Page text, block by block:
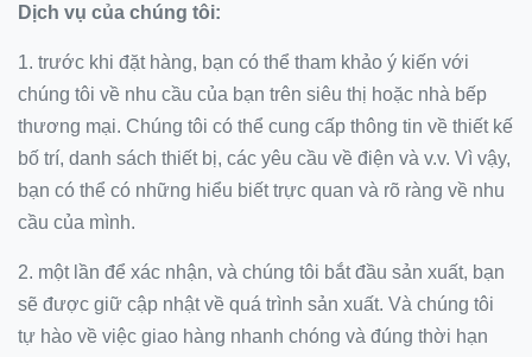
Dịch vụ của chúng tôi:
1. trước khi đặt hàng, bạn có thể tham khảo ý kiến ​​với
chúng tôi về nhu cầu của bạn trên siêu thị hoặc nhà bếp
thương mại. Chúng tôi có thể cung cấp thông tin về thiết kế
bố trí, danh sách thiết bị, các yêu cầu về điện và v.v. Vì vậy,
bạn có thể có những hiểu biết trực quan và rõ ràng về nhu
cầu của mình.
2. một lần để xác nhận, và chúng tôi bắt đầu sản xuất, bạn
sẽ được giữ cập nhật về quá trình sản xuất. Và chúng tôi
tự hào về việc giao hàng nhanh chóng và đúng thời hạn